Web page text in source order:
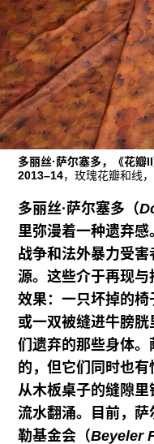
ART &
广告
订阅
往期内容
联系我们
关注我们
多丽丝·萨尔塞多，《花瓣
2013–14，玫瑰花瓣和线
多丽丝·萨尔塞多（
里弥漫着一种遗弃
战争和法外暴力受
源。这些介于再现
效果：一只坏掉的椅
或一双被缝进牛膀
们遗弃的那些身体
的，但它们同时也
从木板桌子的缝隙
流水翻涌。目前，
勒基金会（Beyeler